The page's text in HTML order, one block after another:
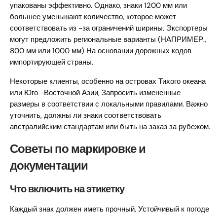
упакованы эффективно. Однако, знаки 1200 мм или
большее уменьшают количество, которое может
соответствовать из -за ограничений ширины. Экспортеры
могут предложить региональные варианты (НАПРИМЕР.,
800 мм или 1000 мм) На основании дорожных кодов
импортирующей страны.
Некоторые клиенты, особенно на островах Тихого океана
или Юго -Восточной Азии, Запросить измененные
размеры в соответствии с локальными правилами. Важно
уточнить, должны ли знаки соответствовать
австралийским стандартам или быть на заказ за рубежом.
Советы по маркировке и
документации
Что включить на этикетку
Каждый знак должен иметь прочный, Устойчивый к погоде